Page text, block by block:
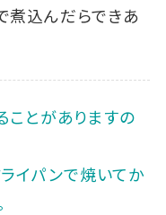
煮込んだらできあ
とがありますの
イパンで焼いてか